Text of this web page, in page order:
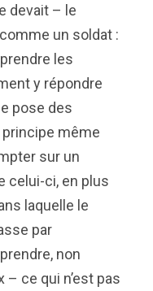
devait – le
un soldat :
les
y répondre
pose des
même
sur un
celui-ci, en plus
laquelle le
par
non
ce qui n’est pas